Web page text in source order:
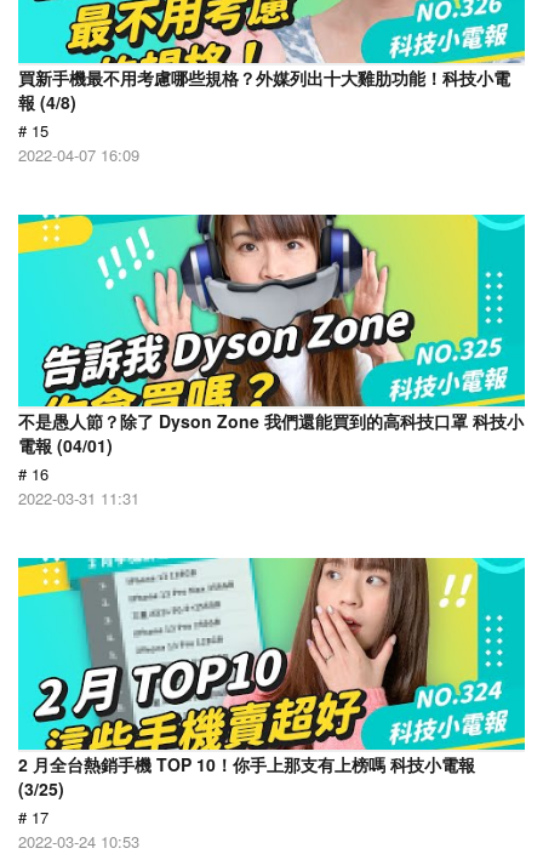
買新手機最不用考慮哪些規格？外媒列出十大雞肋功能！科技小電
報 (4/8)
# 15
2022-04-07 16:09
不是愚人節？除了 Dyson Zone 我們還能買到的高科技口罩 科技小
電報 (04/01)
# 16
2022-03-31 11:31
2 月全台熱銷手機 TOP 10！你手上那支有上榜嗎 科技小電報
(3/25)
# 17
2022-03-24 10:53